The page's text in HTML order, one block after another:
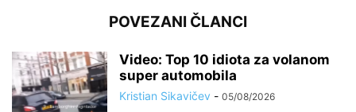
POVEZANI ČLANCI
Video: Top 10 idiota za volanom
super automobila
Kristian Sikavičev - 05/08/2026